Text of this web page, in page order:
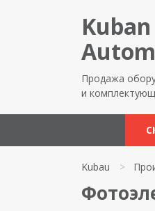
Kuban
Продажа
и
Kubau >